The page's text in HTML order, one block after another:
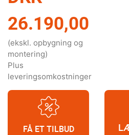
26.190,00
(ekskl. opbygning og
montering)
Plus
leveringsomkostninger
FÅ ET TILBUD